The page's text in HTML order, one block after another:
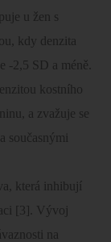
u žen s
kdy denzita
-2,5 SD a méně.
kostního
a zvažuje se
současnými
která inhibují
[3]. Vývoj
na